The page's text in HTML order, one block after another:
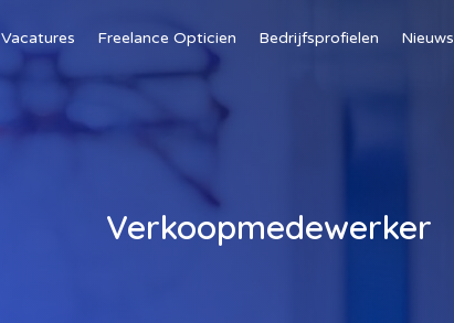
Vacatures Freelance Opticien Bedrijfsprofielen Nieuws
Verkoopmedewerker